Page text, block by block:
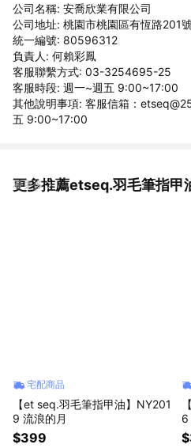
公司名稱: 安喬欣業有限公司
公司地址: 桃園市桃園區有恆路201號
統一編號: 80596312
負責人: 何賴彩鳳
客服聯繫方式: 03-3254695-25
客服時段: 週一~週五 9:00~17:00
其他說明事項: 客服信箱：
五 9:00~17:00
更多推薦etseq.羽毛筆指甲
看更多
宅配商品
【et seq.羽毛筆指甲油】NY201
9 流浪的月
$399
6